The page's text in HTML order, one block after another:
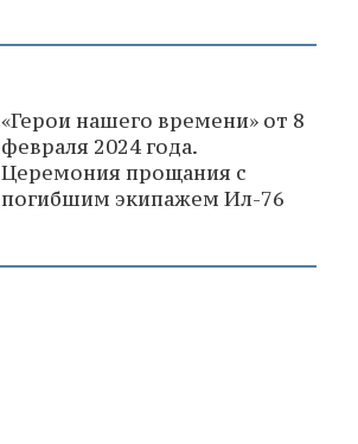
«Герои нашего времени» от 8
февраля 2024 года.
Церемония прощания с
погибшим экипажем Ил-76